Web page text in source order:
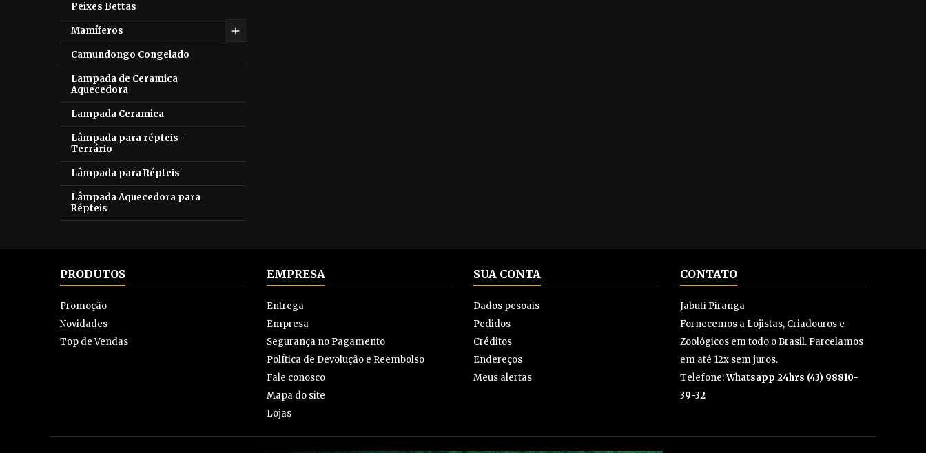
Peixes Bettas
Mamíferos
Camundongo Congelado
Lampada de Ceramica
Aquecedora
Lampada Ceramica
Lâmpada para répteis -
Terrário
Lâmpada para Répteis
Lâmpada Aquecedora para
Répteis
PRODUTOS
Promoção
Novidades
Top de Vendas
EMPRESA
Entrega
Empresa
Segurança no Pagamento
PolÍtica de Devolução e Reembolso
Fale conosco
Mapa do site
Lojas
SUA CONTA
Dados pesoais
Pedidos
Créditos
Endereços
Meus alertas
CONTATO
Jabuti Piranga
Fornecemos a Lojistas, Criadouros e
Zoológicos em todo o Brasil. Parcelamos
em até 12x sem juros.
Telefone:Whatsapp 24hrs (43) 98810-
39-32